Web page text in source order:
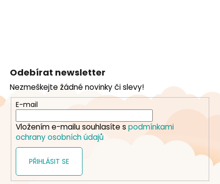
a
t
Odebírat newsletter
Nezmeškejte žádné novinky či slevy!
E-mail
Vložením e-mailu souhlasíte s podmínkami
ochrany osobních údajů
PŘIHLÁSIT SE